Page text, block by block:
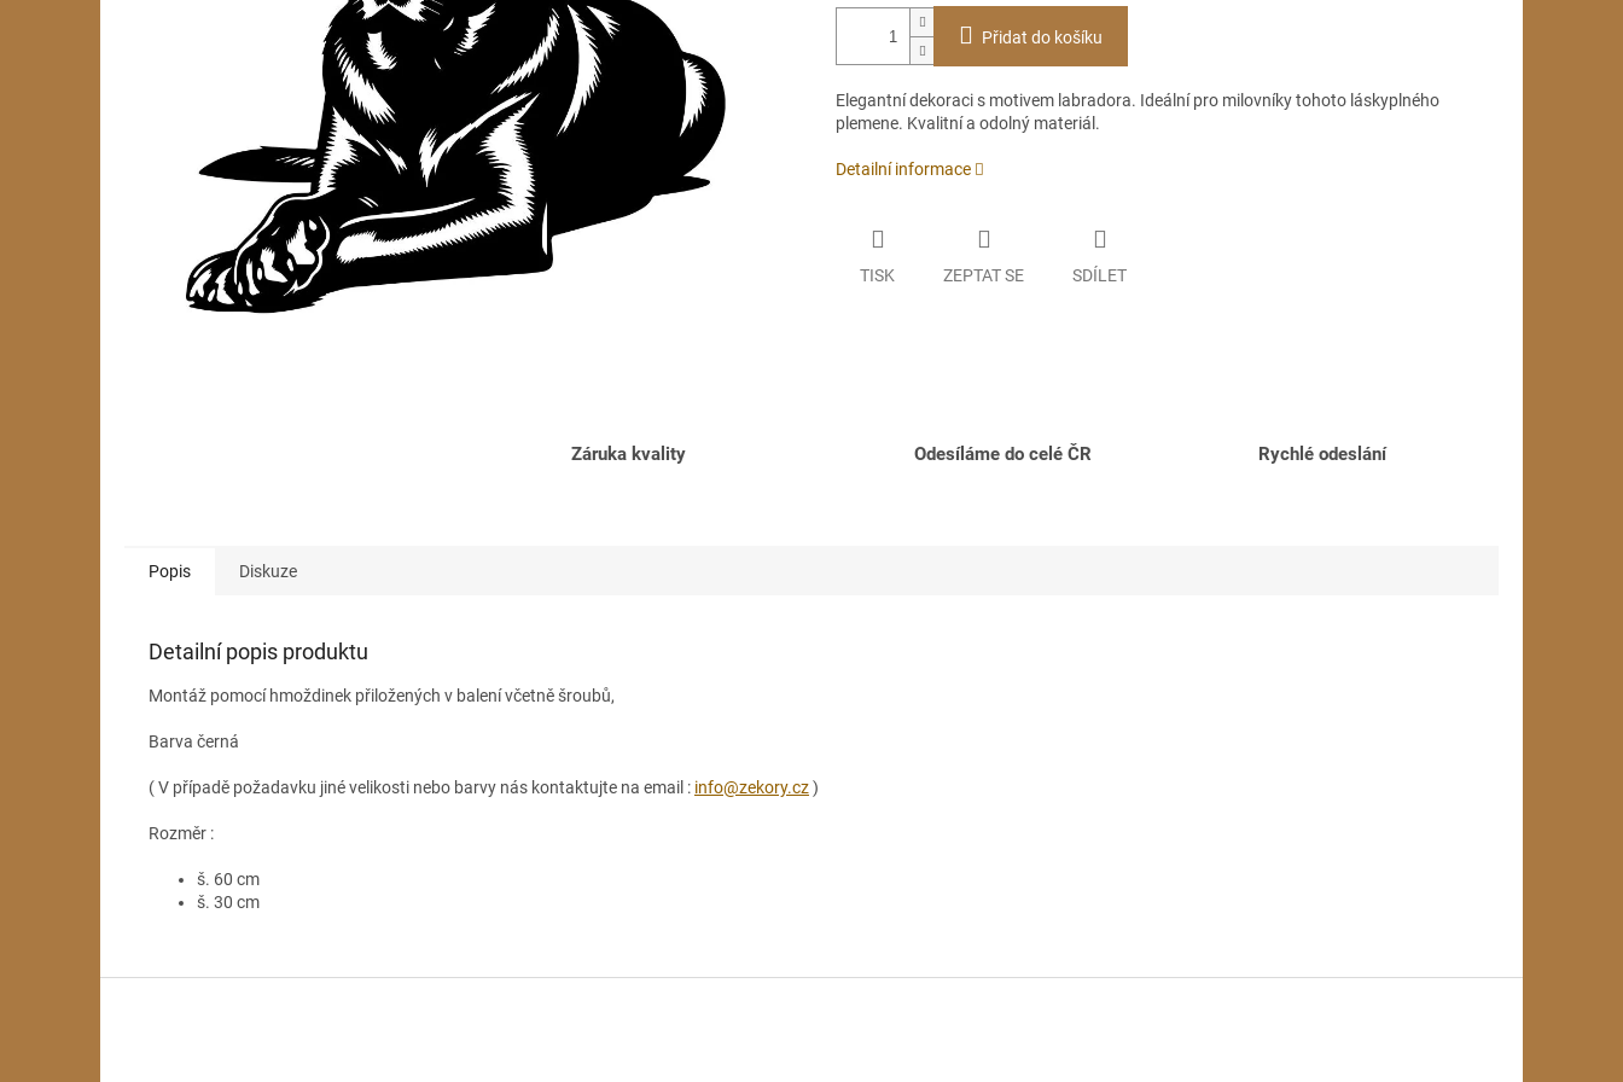
Přidat do košíku
Elegantní dekoraci s motivem labradora. Ideální pro milovníky tohoto láskyplného
plemene. Kvalitní a odolný materiál.
Detailní informace
TISK ZEPTAT SE SDÍLET
Záruka kvality Odesíláme do celé ČR Rychlé odeslání
Popis Diskuze
Detailní popis produktu
Montáž pomocí hmoždinek přiložených v balení včetně šroubů,
Barva černá
( V případě požadavku jiné velikosti nebo barvy nás kontaktujte na email : info@zekory.cz)
Rozměr :
š. 60 cm
š. 30 cm